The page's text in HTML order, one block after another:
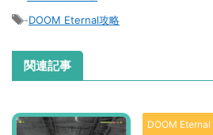
-DOOM Eternal攻略
関連記事
DOOM Eternal